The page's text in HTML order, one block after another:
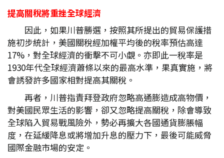
提高關稅將重挫全球經濟
因此，如果川普勝選，按照其所提出的貿易保護措
施初步統計，美國關稅經加權平均後的稅率預估高達
17%，對全球經濟的衝擊不可小覷。亦即此一稅率是
1930年代全球經濟蕭條以來的最高水準，果真實施，將
會誘發許多國家相對提高其關稅。
再者，川普指責拜登政府忽略高通膨造成高物價，
對美國民眾生活的影響，卻又忽略提高關稅，除會導致
全球陷入貿易戰風險外，勢必再擴大各國通貨膨脹幅
度，在延緩降息或將增加升息的壓力下，最後可能威脅
國際金融市場的安定。